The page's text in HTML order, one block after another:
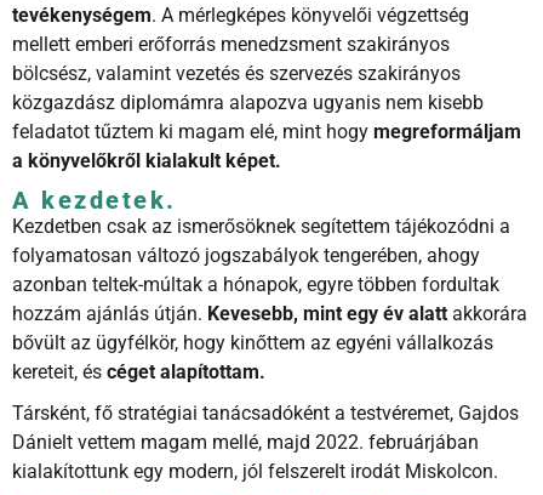
tevékenységem. A mérlegképes könyvelői végzettség
mellett emberi erőforrás menedzsment szakirányos
bölcsész, valamint vezetés és szervezés szakirányos
közgazdász diplomámra alapozva ugyanis nem kisebb
feladatot tűztem ki magam elé, mint hogy megreformáljam
a könyvelőkről kialakult képet.
A kezdetek.
Kezdetben csak az ismerősöknek segítettem tájékozódni a
folyamatosan változó jogszabályok tengerében, ahogy
azonban teltek-múltak a hónapok, egyre többen fordultak
hozzám ajánlás útján. Kevesebb, mint egy év alatt akkorára
bővült az ügyfélkör, hogy kinőttem az egyéni vállalkozás
kereteit, és céget alapítottam.
Társként, fő stratégiai tanácsadóként a testvéremet, Gajdos
Dánielt vettem magam mellé, majd 2022. februárjában
kialakítottunk egy modern, jól felszerelt irodát Miskolcon.